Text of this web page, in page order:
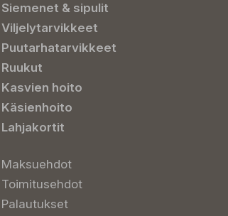
Siemenet & sipulit
Viljelytarvikkeet
Puutarhatarvikkeet
Ruukut
Kasvien hoito
Käsienhoito
Lahjakortit
Maksuehdot
Toimitusehdot
Palautukset